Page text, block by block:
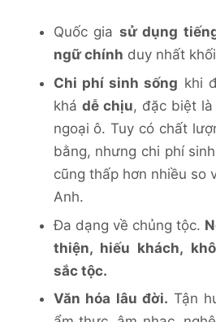
Quốc gia sử dụng
ngữ chính duy nhất
Chi phí sinh sống khi
khá dễ chịu, đặc biệt
ngoại ô. Tuy có chất
bằng, nhưng chi phí
cũng thấp hơn nhiều so
Anh.
Đa dạng về chủng tộc.
thiện, hiếu khách,
sắc tộc.
Văn hóa lâu đời. Tận